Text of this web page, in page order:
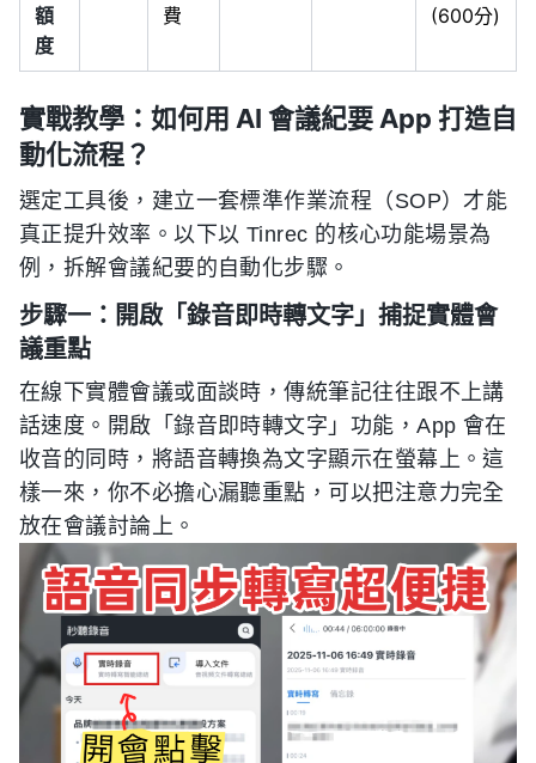
額
度
費
(600分)
實戰教學：如何用 AI 會議紀要 App 打造自
動化流程？
選定工具後，建立一套標準作業流程（SOP）才能
真正提升效率。以下以 Tinrec 的核心功能場景為
例，拆解會議紀要的自動化步驟。
步驟一：開啟「錄音即時轉文字」捕捉實體會
議重點
在線下實體會議或面談時，傳統筆記往往跟不上講
話速度。開啟「錄音即時轉文字」功能，App 會在
收音的同時，將語音轉換為文字顯示在螢幕上。這
樣一來，你不必擔心漏聽重點，可以把注意力完全
放在會議討論上。